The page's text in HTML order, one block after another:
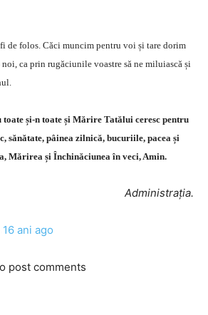
de folos. Căci muncim pentru voi și tare dorim
ca prin rugăciunile voastre să ne miluiască și
și-n toate și Mărire Tatălui ceresc pentru
sănătate, pâinea zilnică, bucuriile, pacea și
Mărirea și Închinăciunea în veci, Amin.
Administraţia.
16 ani ago
post comments